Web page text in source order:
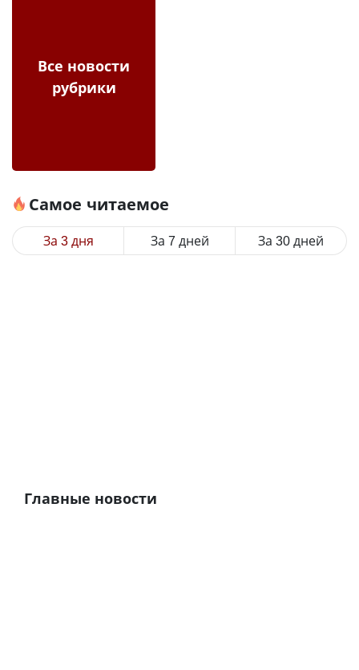
Все новости
рубрики
Самое читаемое
За 3 дня За 7 дней За 30 дней
Главные новости